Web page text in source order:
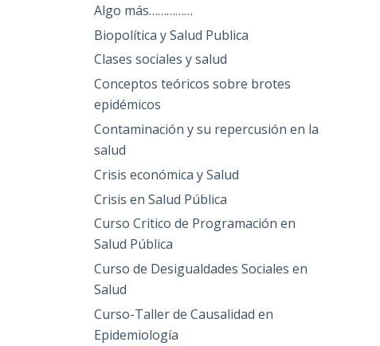
Algo más……………
Biopolítica y Salud Publica
Clases sociales y salud
Conceptos teóricos sobre brotes
epidémicos
Contaminación y su repercusión en la
salud
Crisis económica y Salud
Crisis en Salud Pública
Curso Critico de Programación en
Salud Pública
Curso de Desigualdades Sociales en
Salud
Curso-Taller de Causalidad en
Epidemiología